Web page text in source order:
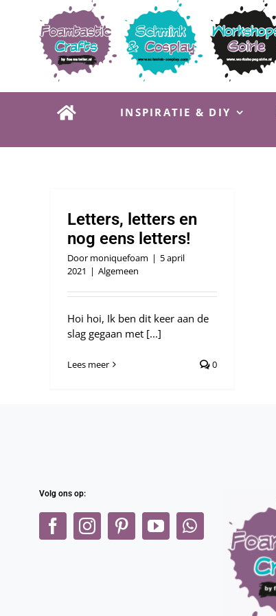
INSPIRATIE & DIY
Letters, letters en
nog eens letters!
Door moniquefoam | 5 april
2021 | Algemeen
Hoi hoi, Ik ben dit keer aan de
slag gegaan met [...]
Lees meer 0
Volg ons op: